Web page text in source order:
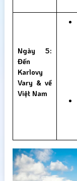
Ngày 5:
Đến
Karlovy
Vary & về
Việt Nam